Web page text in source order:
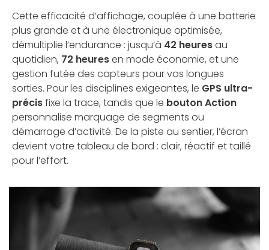
Cette efficacité d’affichage, couplée à une batterie
plus grande et à une électronique optimisée,
démultiplie l’endurance : jusqu’à 42 heuresau
quotidien, 72 heuresen mode économie, et une
gestion futée des capteurs pour vos longues
sorties. Pour les disciplines exigeantes, le GPS ultra-
précisfixe la trace, tandis que le bouton Action
personnalise marquage de segments ou
démarrage d’activité. De la piste au sentier, l’écran
devient votre tableau de bord : clair, réactif et taillé
pour l’effort.